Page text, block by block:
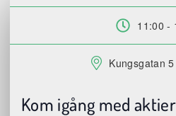
Tid:
11:00 -
Plats:
Kungsgatan
Kom igång med